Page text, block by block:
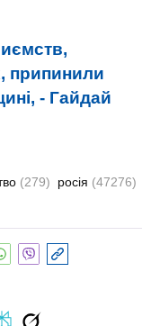
припинили
- Гайдай
(279) росія (47276)